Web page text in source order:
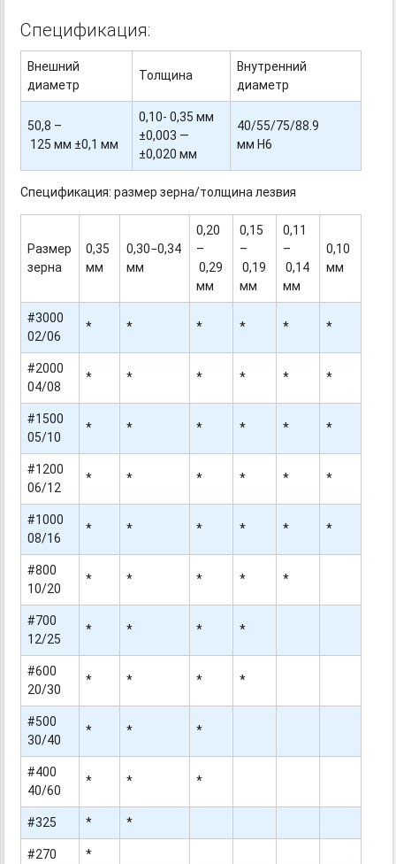
Спецификация:
Внешний
диаметр
Толщина
Внутренний
диаметр
50,8 –
125 мм ±0,1 мм
0,10- 0,35 мм
±0,003 —
±0,020 мм
40/55/75/88.9
мм H6
Спецификация: размер зерна/толщина лезвия
Размер
зерна
0,35
мм
0,30−0,34
мм
0,20
–
0,29
мм
0,15
–
0,19
мм
0,11
–
0,14
мм
0,10
мм
#3000
02/06
* * * * * *
#2000
04/08
* * * * * *
#1500
05/10
* * * * * *
#1200
06/12
* * * * * *
#1000
08/16
* * * * * *
#800
10/20
* * * * *
#700
12/25
* * * *
#600
20/30
* * * *
#500
30/40
* * *
#400
40/60
* * *
#325 *
*
#270
*